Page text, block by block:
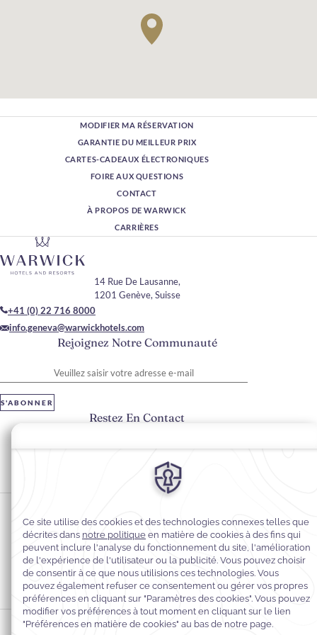
MODIFIER MA RÉSERVATION
GARANTIE DU MEILLEUR PRIX
CARTES-CADEAUX ÉLECTRONIQUES
FOIRE AUX QUESTIONS
CONTACT
À PROPOS DE WARWICK
CARRIÈRES
Rejoignez Notre Communauté
S'ABONNER
14 Rue De Lausanne,
1201 Genève, Suisse
+41 (0) 22 716 8000
info.geneva@warwickhotels.com
Restez En Contact
Politique de confidentialité
Politique en matière de cookies
Accessibilité du Web
Mentions légales
Conditions générales de vente
Warwick Hotels & Resorts, Tous droits réservés